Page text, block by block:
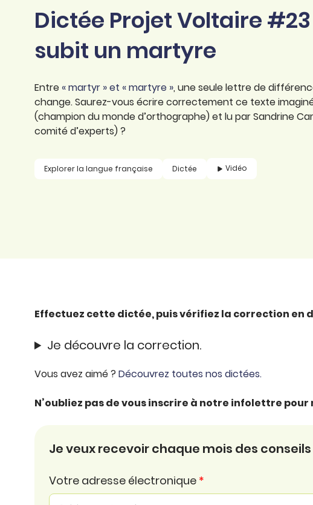
Secteur public
Certifier ses compétences
Évaluer le niveau de ses
salariés
professionnel
Animer une classe
Accompagner ses
salariés
d’orthographe
Syntaxe
Dictée Projet Voltaire
subit un martyre
Entre « martyr » et « martyre », une seule lettre de
change. Saurez-vous écrire correctement ce texte
(champion du monde d’orthographe) et lu par Sandrine
comité d’experts) ?
Explorer la langue française Dictée Vidéo
Effectuez cette dictée, puis vérifiez la correction en
Je découvre la correction.
Vous avez aimé ? Découvrez toutes nos dictées.
N’oubliez pas de vous inscrire à notre infolettre
Je veux recevoir chaque mois des
Votre adresse électronique *